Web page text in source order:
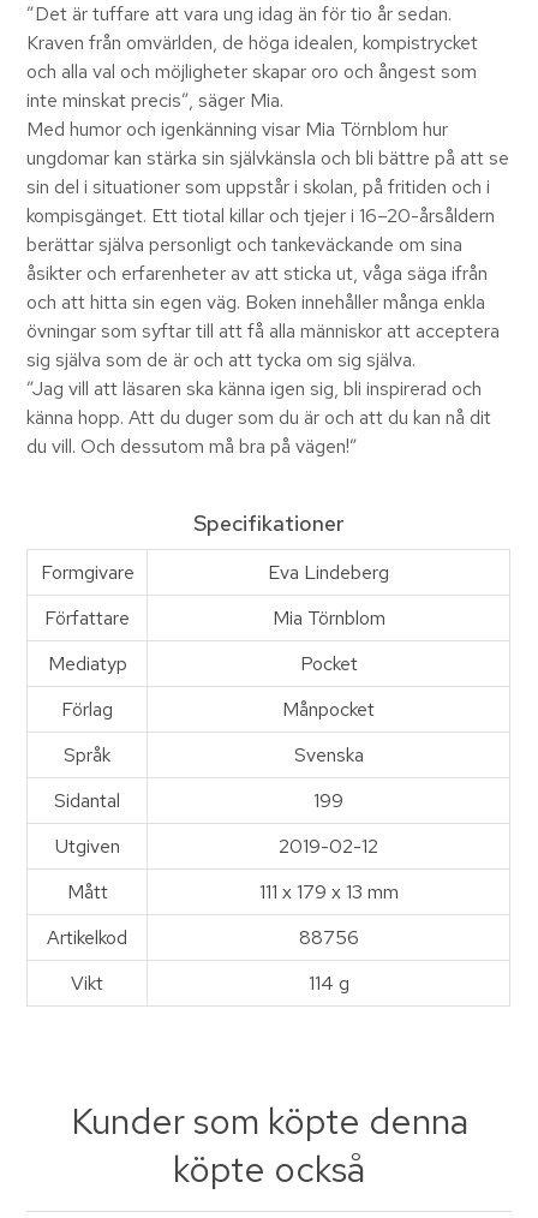
”Det är tuffare att vara ung idag än för tio år sedan.
Kraven från omvärlden, de höga idealen, kompistrycket
och alla val och möjligheter skapar oro och ångest som
inte minskat precis”, säger Mia.
Med humor och igenkänning visar Mia Törnblom hur
ungdomar kan stärka sin självkänsla och bli bättre på att se
sin del i situationer som uppstår i skolan, på fritiden och i
kompisgänget. Ett tiotal killar och tjejer i 16–20-årsåldern
berättar själva personligt och tankeväckande om sina
åsikter och erfarenheter av att sticka ut, våga säga ifrån
och att hitta sin egen väg. Boken innehåller många enkla
övningar som syftar till att få alla människor att acceptera
sig själva som de är och att tycka om sig själva.
”Jag vill att läsaren ska känna igen sig, bli inspirerad och
känna hopp. Att du duger som du är och att du kan nå dit
du vill. Och dessutom må bra på vägen!”
Specifikationer
Formgivare
Eva Lindeberg
Författare
Mia Törnblom
Mediatyp
Pocket
Förlag
Månpocket
Språk
Svenska
Sidantal
199
Utgiven
2019-02-12
Mått
111 x 179 x 13 mm
Artikelkod
88756
Vikt
114 g
Kunder som köpte denna
köpte också